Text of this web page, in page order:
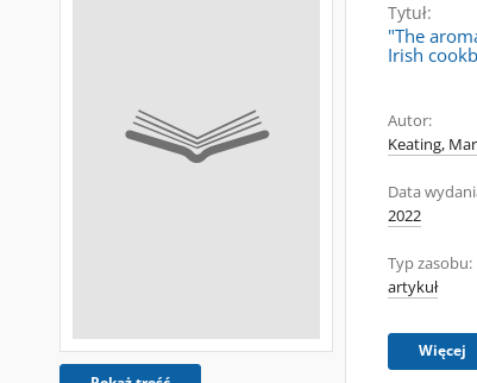
Tytuł:
"The
Irish
Autor:
Keating,
Data
2022
Typ zasobu:
artykuł
Więcej